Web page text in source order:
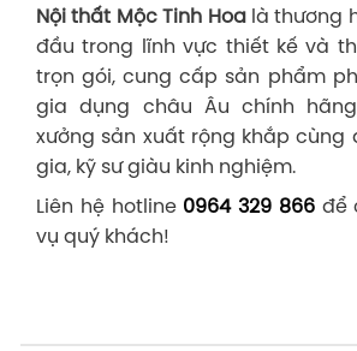
Nội thất Mộc Tinh Hoalà thương
đầu trong lĩnh vực thiết kế và
trọn gói, cung cấp sản phẩm
gia dụng châu Âu chính
xưởng sản xuất rộng khắp cùng
gia, kỹ sư giàu kinh nghiệm.
Liên hệ hotline 0964 329 866để
vụ quý khách!